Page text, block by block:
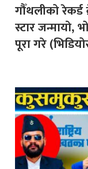
गौँथलीको रेकर्ड
स्टार जन्मायो,
पूरा गरे